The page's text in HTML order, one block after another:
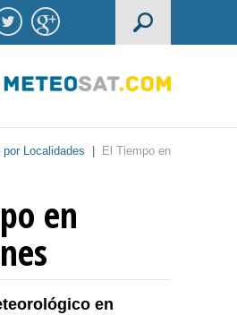
por Localidades
El Tiempo en
en
en